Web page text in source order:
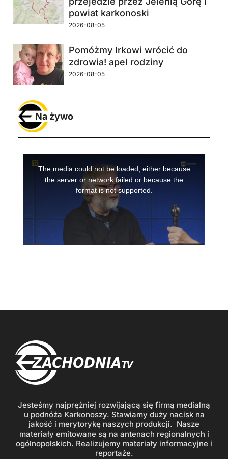
powiat karkonoski
2026-08-05
Pomóżmy Irkowi wrócić do
zdrowia! apel rodziny
2026-08-05
Na żywo
Jesteśmy najprężniej rozwijającą się firmą medialną
u podnóża Karkonoszy. Stawiamy duży nacisk na
jakość i merytorykę naszych produkcji. Nasze
materiały emitowane są na antenach regionalnych i
ogólnopolskich. Realizujemy materiały informacyjne i
reportaże.